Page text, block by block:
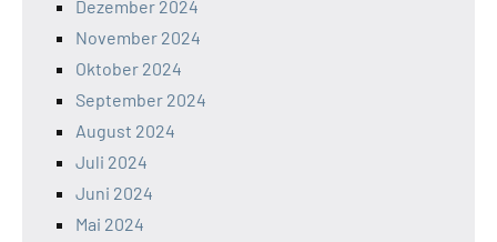
Dezember 2024
November 2024
Oktober 2024
September 2024
August 2024
Juli 2024
Juni 2024
Mai 2024